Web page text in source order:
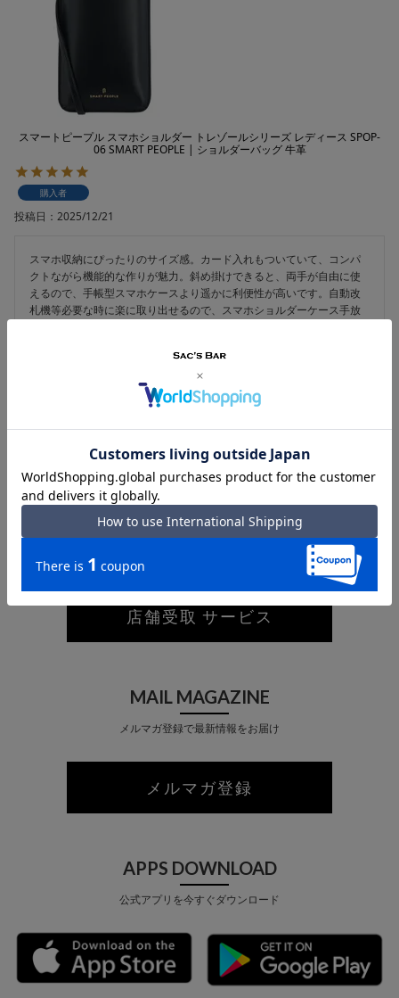
スマートピープル スマホショルダー トレゾールシリーズ レディース SPOP-
06 SMART PEOPLE | ショルダーバッグ 牛革
購入者
投稿日 2025/12/21
スマホ収納にぴったりのサイズ感。カード入れもついていて、コンパ
クトながら機能的な作りが魅力。斜め掛けできると、両手が自由に使
えるので、手帳型スマホケースより遥かに利便性が高いです。自動改
札機等必要な時に楽に取り出せるので、スマホショルダーケース手放
あなたが最近見た商品
PICK-UP IN-STORE
店舗受取 サービス
MAIL MAGAZINE
メルマガ登録で最新情報をお届け
メルマガ登録
APPS DOWNLOAD
公式アプリを今すぐダウンロード